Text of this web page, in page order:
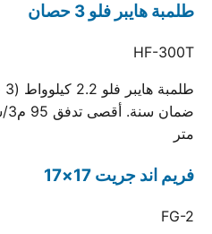
طلمبة هايبر فلو 3 حصان
HF-300T
متر
فريم اند جريت 17×17
FG-2